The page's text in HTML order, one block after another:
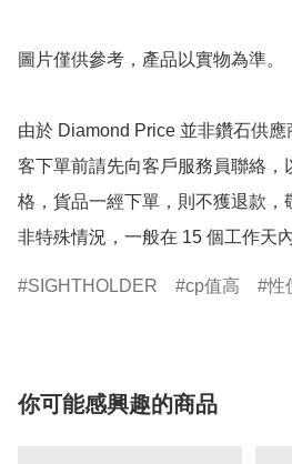
圖片僅供參考，產品以實物為準。
由於 Diamond Price 並非鑽石供
客下單前請先向客戶服務員聯絡，
格，貨品一經下單，則不獲退款，
非特殊情況，一般在 15 個工作天內
SIGHTHOLDER cp值高 性
你可能感興趣的商品